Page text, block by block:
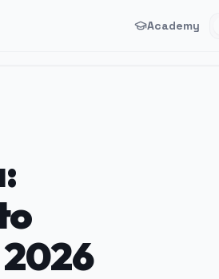
Academy